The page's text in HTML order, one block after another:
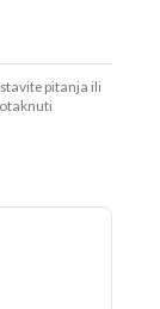
pitanja ili